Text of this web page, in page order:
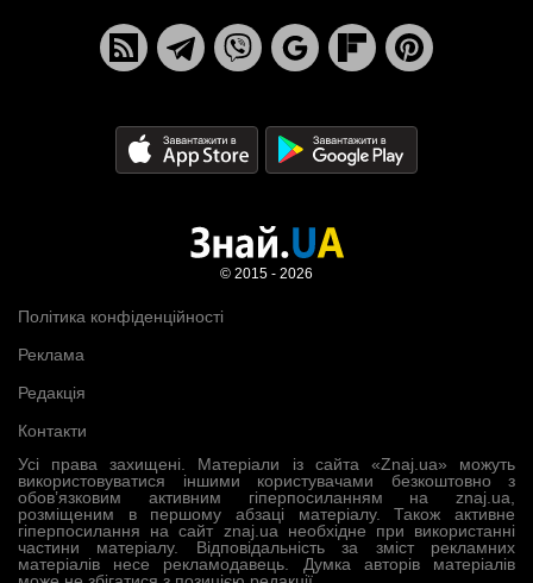
Усі права захищені. Матеріали із сайта «Znaj.ua» можуть
використовуватися іншими користувачами безкоштовно з
обов’язковим активним гіперпосиланням на znaj.ua,
розміщеним в першому абзаці матеріалу. Також активне
гіперпосилання на сайт znaj.ua необхідне при використанні
частини матеріалу. Відповідальність за зміст рекламних
матеріалів несе рекламодавець. Думка авторів матеріалів
Політика конфіденційності
Реклама
Редакція
Контакти
© 2015 - 2026